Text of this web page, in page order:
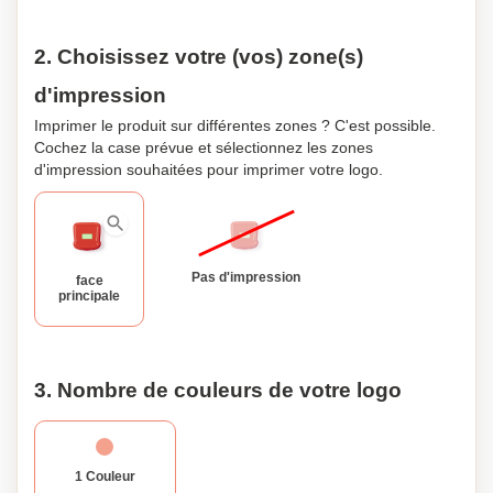
2. Choisissez votre (vos) zone(s)
d'impression
Imprimer le produit sur différentes zones ? C'est possible.
Cochez la case prévue et sélectionnez les zones
d'impression souhaitées pour imprimer votre logo.
face
principale
Pas d'impression
3. Nombre de couleurs de votre logo
1 Couleur